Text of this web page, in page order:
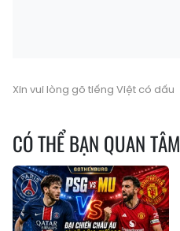
Xin vui lòng gõ tiếng Việt có dấu
CÓ THỂ BẠN QUAN TÂM